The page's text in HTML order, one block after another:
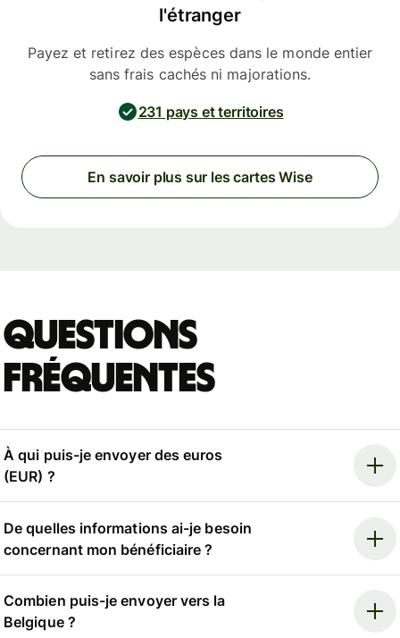
l'étranger
Payez et retirez des espèces dans le monde entier
sans frais cachés ni majorations.
231 pays et territoires
En savoir plus sur les cartes Wise
Questions
fréquentes
À qui puis-je envoyer des euros
(EUR) ?
De quelles informations ai-je besoin
concernant mon bénéficiaire ?
Combien puis-je envoyer vers la
Belgique ?